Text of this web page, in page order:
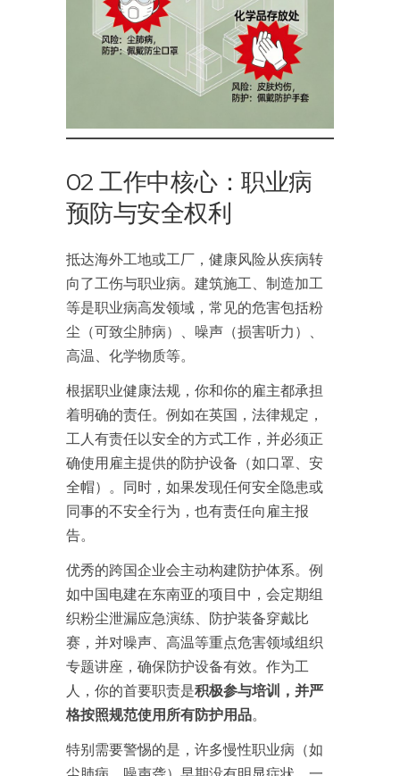
02 工作中核心：职业病
预防与安全权利
抵达海外工地或工厂，健康风险从疾病转
向了工伤与职业病。建筑施工、制造加工
等是职业病高发领域，常见的危害包括粉
尘（可致尘肺病）、噪声（损害听力）、
高温、化学物质等。
根据职业健康法规，你和你的雇主都承担
着明确的责任。例如在英国，法律规定，
工人有责任以安全的方式工作，并必须正
确使用雇主提供的防护设备（如口罩、安
全帽）。同时，如果发现任何安全隐患或
同事的不安全行为，也有责任向雇主报
告。
优秀的跨国企业会主动构建防护体系。例
如中国电建在东南亚的项目中，会定期组
织粉尘泄漏应急演练、防护装备穿戴比
赛，并对噪声、高温等重点危害领域组织
专题讲座，确保防护设备有效。作为工
人，你的首要职责是积极参与培训，并严
格按照规范使用所有防护用品。
特别需要警惕的是，许多慢性职业病（如